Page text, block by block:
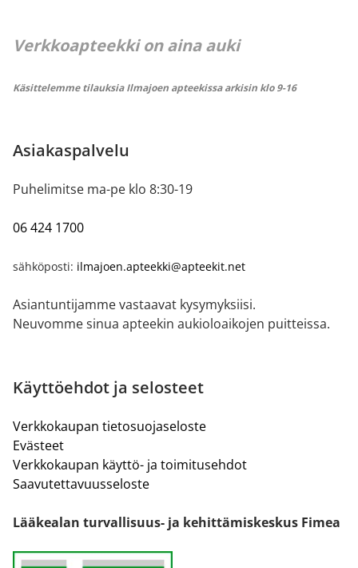
Verkkoapteekki on aina auki
Käsittelemme tilauksia Ilmajoen apteekissa arkisin klo 9-16
Asiakaspalvelu
Puhelimitse ma-pe klo 8:30-19
06 424 1700
sähköposti: ilmajoen.apteekki@apteekit.net
Asiantuntijamme vastaavat kysymyksiisi.
Neuvomme sinua apteekin aukioloaikojen puitteissa.
Käyttöehdot ja selosteet
Verkkokaupan tietosuojaseloste
Evästeet
Verkkokaupan käyttö- ja toimitusehdot
Saavutettavuusseloste
Lääkealan turvallisuus- ja kehittämiskeskus Fimea